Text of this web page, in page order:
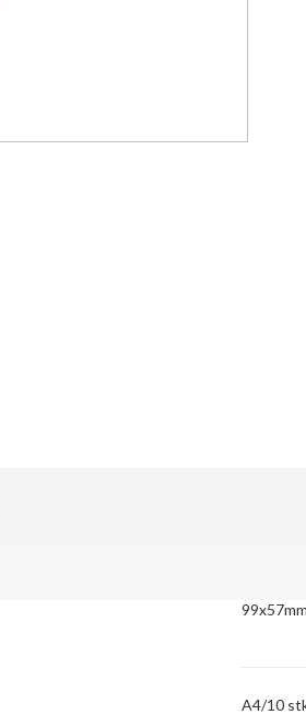
A4/10